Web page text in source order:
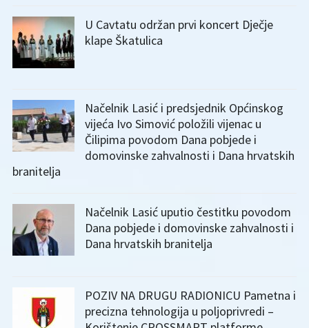
U Cavtatu održan prvi koncert Dječje
klape Škatulica
Načelnik Lasić i predsjednik Općinskog
vijeća Ivo Simović položili vijenac u
Čilipima povodom Dana pobjede i
domovinske zahvalnosti i Dana hrvatskih
branitelja
Načelnik Lasić uputio čestitku povodom
Dana pobjede i domovinske zahvalnosti i
Dana hrvatskih branitelja
POZIV NA DRUGU RADIONICU Pametna i
precizna tehnologija u poljoprivredi –